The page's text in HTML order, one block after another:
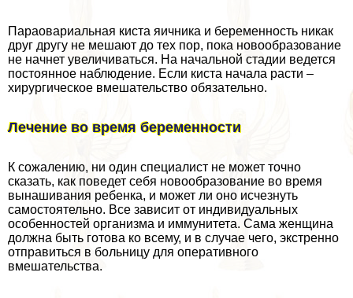
Параовариальная киста яичника и беременность никак
друг другу не мешают до тех пор, пока новообразование
не начнет увеличиваться. На начальной стадии ведется
постоянное наблюдение. Если киста начала расти –
хирургическое вмешательство обязательно.
Лечение во время беременности
К сожалению, ни один специалист не может точно
сказать, как поведет себя новообразование во время
вынашивания ребенка, и может ли оно исчезнуть
самостоятельно. Все зависит от индивидуальных
особенностей организма и иммунитета. Сама женщина
должна быть готова ко всему, и в случае чего, экстренно
отправиться в больницу для оперативного
вмешательства.